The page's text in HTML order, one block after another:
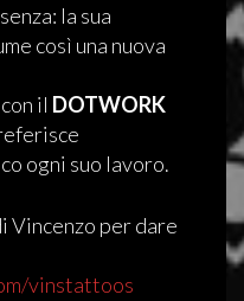
la sua
così una nuova
il DOTWORK
ogni suo lavoro.
Vincenzo per dare
vinstattoos